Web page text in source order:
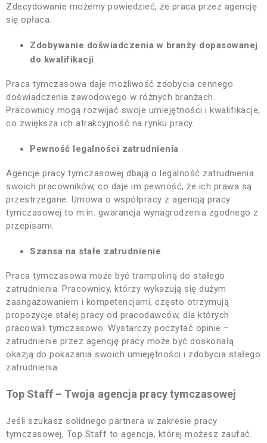
Zdecydowanie możemy powiedzieć, że praca przez agencję
się opłaca.
Zdobywanie doświadczenia w branży dopasowanej
do kwalifikacji
Praca tymczasowa daje możliwość zdobycia cennego
doświadczenia zawodowego w różnych branżach.
Pracownicy mogą rozwijać swoje umiejętności i kwalifikacje,
co zwiększa ich atrakcyjność na rynku pracy.
Pewność legalności zatrudnienia
Agencje pracy tymczasowej dbają o legalność zatrudnienia
swoich pracowników, co daje im pewność, że ich prawa są
przestrzegane. Umowa o współpracy z agencją pracy
tymczasowej to m.in. gwarancja wynagrodzenia zgodnego z
przepisami.
Szansa na stałe zatrudnienie
Praca tymczasowa może być trampoliną do stałego
zatrudnienia. Pracownicy, którzy wykazują się dużym
zaangażowaniem i kompetencjami, często otrzymują
propozycje stałej pracy od pracodawców, dla których
pracowali tymczasowo. Wystarczy poczytać opinie –
zatrudnienie przez agencję pracy może być doskonałą
okazją do pokazania swoich umiejętności i zdobycia stałego
zatrudnienia.
Top Staff – Twoja agencja pracy tymczasowej
Jeśli szukasz solidnego partnera w zakresie pracy
tymczasowej, Top Staff to agencja, której możesz zaufać.